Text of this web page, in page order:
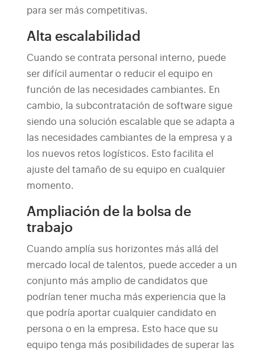
para ser más competitivas.
Alta escalabilidad
Cuando se contrata personal interno, puede
ser difícil aumentar o reducir el equipo en
función de las necesidades cambiantes. En
cambio, la subcontratación de software sigue
siendo una solución escalable que se adapta a
las necesidades cambiantes de la empresa y a
los nuevos retos logísticos. Esto facilita el
ajuste del tamaño de su equipo en cualquier
momento.
Ampliación de la bolsa de
trabajo
Cuando amplía sus horizontes más allá del
mercado local de talentos, puede acceder a un
conjunto más amplio de candidatos que
podrían tener mucha más experiencia que la
que podría aportar cualquier candidato en
persona o en la empresa. Esto hace que su
equipo tenga más posibilidades de superar las